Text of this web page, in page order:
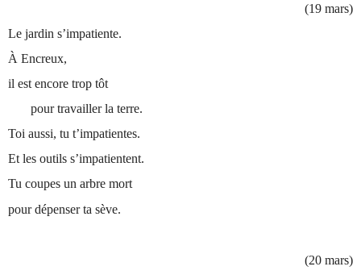
(19 mars)
Le jardin s’impatiente.
À Encreux,
il est encore trop tôt
pour travailler la terre.
Toi aussi, tu t’impatientes.
Et les outils s’impatientent.
Tu coupes un arbre mort
pour dépenser ta sève.
(20 mars)